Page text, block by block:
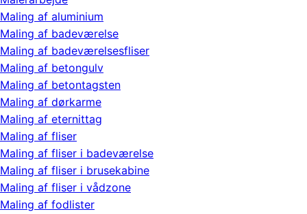
Maling af aluminium
Maling af badeværelse
Maling af badeværelsesfliser
Maling af betongulv
Maling af betontagsten
Maling af dørkarme
Maling af eternittag
Maling af fliser
Maling af fliser i badeværelse
Maling af fliser i brusekabine
Maling af fliser i vådzone
Maling af fodlister